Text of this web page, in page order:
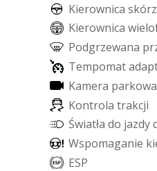
Kierownica skórz
Kierownica wielo
Podgrzewana pr
Tempomatadap
Kamera parkowa
Kontrola trakcji
Światła do jazdy
Wspomaganie ki
ESP